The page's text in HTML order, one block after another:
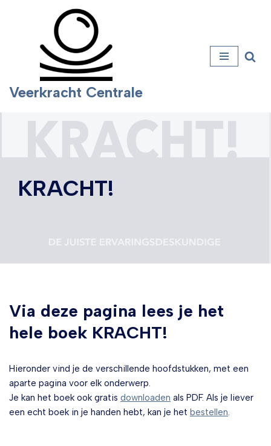
Veerkracht Centrale
KRACHT!
Via deze pagina lees je het
hele boek KRACHT!
Hieronder vind je de verschillende hoofdstukken, met een
aparte pagina voor elk onderwerp.
Je kan het boek ook gratis downloaden als PDF. Als je liever
een echt boek in je handen hebt, kan je het bestellen.